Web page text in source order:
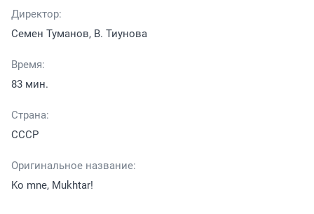
Директор:
Семен Туманов, В. Тиунова
Время:
83 мин.
Страна:
СССР
Оригинальное название:
Ko mne, Mukhtar!